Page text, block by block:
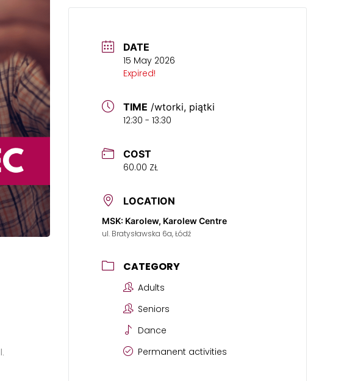
DATE
15 May 2026
Expired!
TIME /wtorki, piątki
12:30 - 13:30
COST
60.00 ZŁ
LOCATION
MSK: Karolew, Karolew Centre
ul. Bratysławska 6a, Łódź
CATEGORY
Adults
Seniors
Dance
Permanent activities